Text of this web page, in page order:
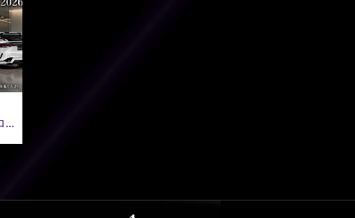
【初披露】LEXUS RX プロトモデル、オートメッセ in 愛知 2026 にて初アンベール